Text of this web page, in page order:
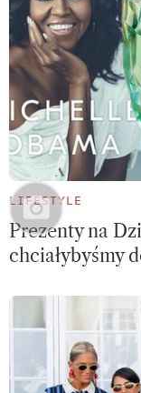
LIFESTYLE
Prezenty na
chciałybyśmy